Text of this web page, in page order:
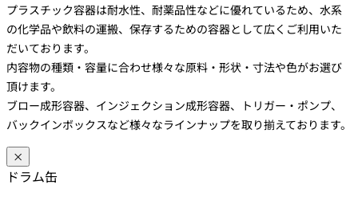
プラスチック容器は耐水性、耐薬品性などに優れているため、水系
の化学品や飲料の運搬、保存するための容器として広くご利用いた
だいております。
内容物の種類・容量に合わせ様々な原料・形状・寸法や色がお選び
頂けます。
ブロー成形容器、インジェクション成形容器、トリガー・ポンプ、
バックインボックスなど様々なラインナップを取り揃えております。
×
ドラム缶